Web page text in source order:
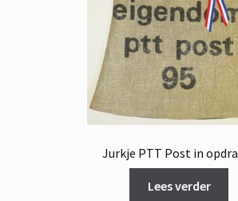
Jurkje PTT Post in
Lees verder